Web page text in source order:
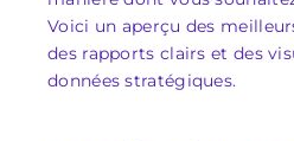
Voici un aperçu des
des rapports clairs et des
données stratégiques.